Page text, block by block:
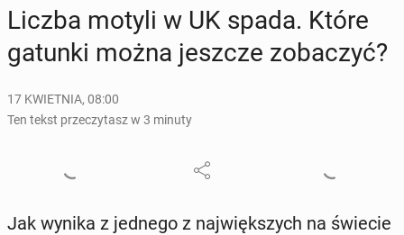
Liczba motyli w UK spada. Które
gatunki można jeszcze zo­ba­czyć?
17 KWIETNIA, 08:00
Ten tekst przeczytasz w 3 minuty
Jak wynika z jednego z naj­więk­szych na świecie